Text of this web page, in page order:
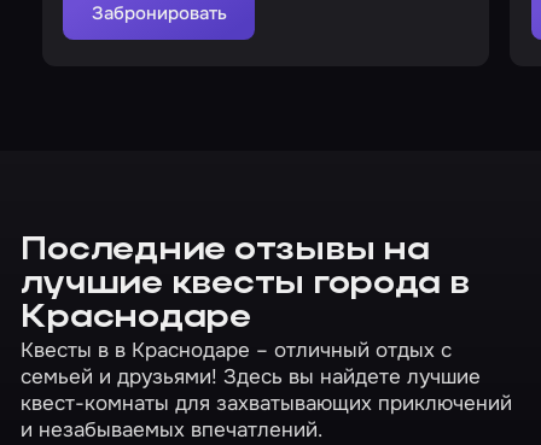
Забронировать
Последние отзывы на
лучшие квесты города в
Краснодаре
Квесты в в Краснодаре – отличный отдых с
семьей и друзьями! Здесь вы найдете лучшие
квест-комнаты для захватывающих приключений
и незабываемых впечатлений.